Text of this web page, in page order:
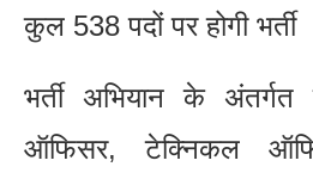
कुल 538 पदों पर होगी भर्ती
भर्ती अभियान के अंतर्गत
ऑफिसर, टेक्निकल